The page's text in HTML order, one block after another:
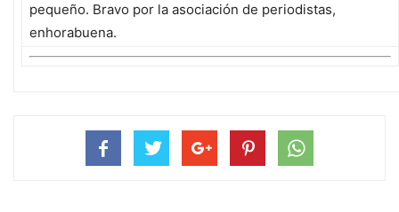
pequeño. Bravo por la asociación de periodistas,
enhorabuena.